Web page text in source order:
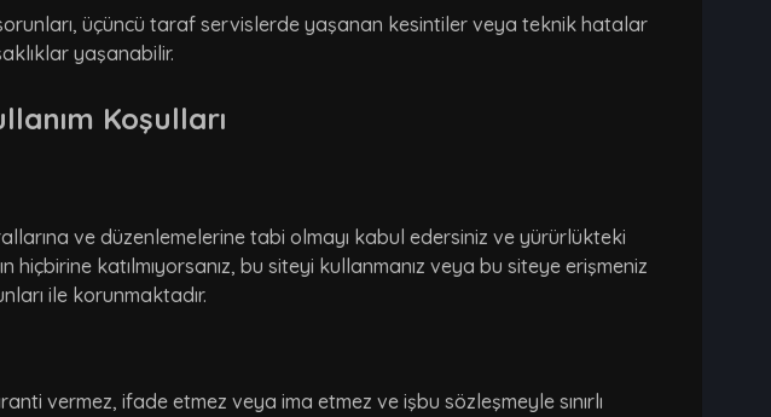
üçüncü taraf servislerde yaşanan kesintiler veya teknik hatalar
yaşanabilir.
Koşulları
ve düzenlemelerine tabi olmayı kabul edersiniz ve yürürlükteki
katılmıyorsanız, bu siteyi kullanmanız veya bu siteye erişmeniz
ile korunmaktadır.
vermez, ifade etmez veya ima etmez ve işbu sözleşmeyle sınırlı